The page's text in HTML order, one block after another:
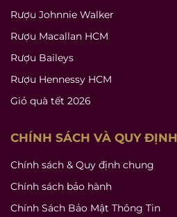
Rượu Johnnie Walker
Rượu Macallan HCM
Rượu Baileys
Rượu Hennessy HCM
Giỏ quà tết 2026
CHÍNH SÁCH VÀ QUY ĐỊNH
Chính sách & Quy định chung
Chính sách bảo hành
Chính Sách Bảo Mật Thông Tin